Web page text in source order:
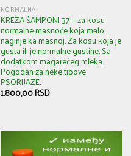
NORMALNA
KREZA ŠAMPONI 37 – za kosu
normalne masnoće koja malo
naginje ka masnoj. Za kosu koja je
gusta ili je normalne gustine. Sa
dodatkom magarećeg mleka.
Pogodan za neke tipove
PSORIJAZE.
1.800,00RSD